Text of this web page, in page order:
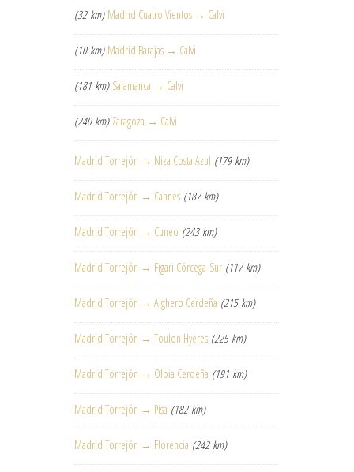
(32 km) Madrid Cuatro Vientos → Calvi
(10 km) Madrid Barajas → Calvi
(181 km) Salamanca → Calvi
(240 km) Zaragoza → Calvi
Madrid Torrejón → Niza Costa Azul (179 km)
Madrid Torrejón → Cannes (187 km)
Madrid Torrejón → Cuneo (243 km)
Madrid Torrejón → Figari Córcega-Sur (117 km)
Madrid Torrejón → Alghero Cerdeña (215 km)
Madrid Torrejón → Toulon Hyères (225 km)
Madrid Torrejón → Olbia Cerdeña (191 km)
Madrid Torrejón → Pisa (182 km)
Madrid Torrejón → Florencia (242 km)